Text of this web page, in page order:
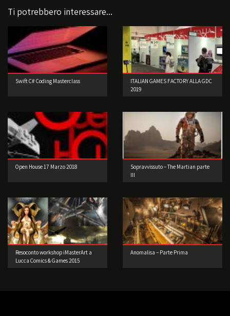
Ti potrebbero interessare...
Swift C# Coding Masterclass
ITALIAN GAMES FACTORY ALLA GDC
2019
Open House 17 Marzo 2018
Sopravvissuto – The Martian parte
III
Resoconto workshop iMasterArt a
Lucca Comics & Games 2015
Anomalisa – Parte Prima